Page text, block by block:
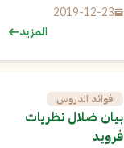
2019-12-23
المزيد
فوائد الدروس
بيان ضلال نظريات
فرويد